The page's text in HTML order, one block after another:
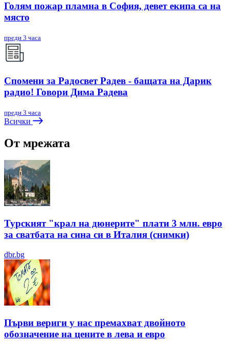
Голям пожар пламна в София, девет екипа са на
място
преди 3 часа
Спомени за Радосвет Радев - бащата на Дарик
радио! Говори Дима Радева
преди 3 часа
Всички
От мрежата
Турският "крал на дюнерите" плати 3 млн. евро
за сватбата на сина си в Италия (снимки)
dbr.bg
Първи вериги у нас премахват двойното
обозначение на цените в лева и евро